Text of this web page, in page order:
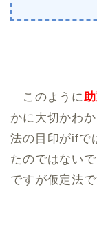
このように
かに大切かわ
法の目印がifで
たのではない
ですが仮定法